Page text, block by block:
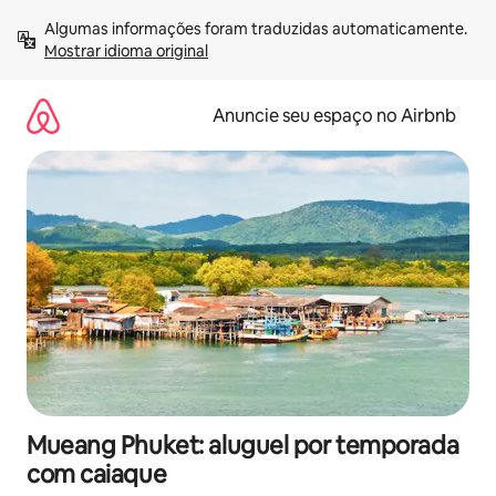
para
Mostrar idioma original
Anuncie seu espaço no Airbnb
Mueang Phuket: aluguel por temporada
com caiaque